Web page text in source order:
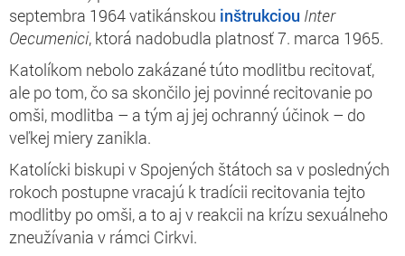
septembra 1964 vatikánskou inštrukciou Inter
Oecumenici, ktorá nadobudla platnosť 7. marca 1965.
Katolíkom nebolo zakázané túto modlitbu recitovať,
ale po tom, čo sa skončilo jej povinné recitovanie po
omši, modlitba – a tým aj jej ochranný účinok – do
veľkej miery zanikla.
Katolícki biskupi v Spojených štátoch sa v posledných
rokoch postupne vracajú k tradícii recitovania tejto
modlitby po omši, a to aj v reakcii na krízu sexuálneho
zneužívania v rámci Cirkvi.